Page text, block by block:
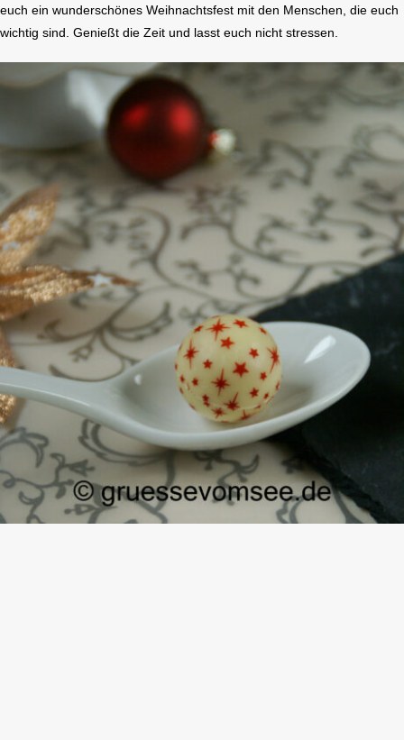
euch ein wunderschönes Weihnachtsfest mit den Menschen, die euch
wichtig sind. Genießt die Zeit und lasst euch nicht stressen.